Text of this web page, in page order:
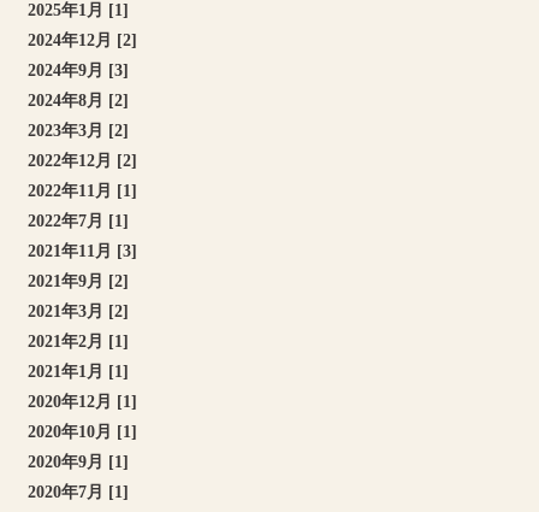
2025年1月 [1]
2024年12月 [2]
2024年9月 [3]
2024年8月 [2]
2023年3月 [2]
2022年12月 [2]
2022年11月 [1]
2022年7月 [1]
2021年11月 [3]
2021年9月 [2]
2021年3月 [2]
2021年2月 [1]
2021年1月 [1]
2020年12月 [1]
2020年10月 [1]
2020年9月 [1]
2020年7月 [1]